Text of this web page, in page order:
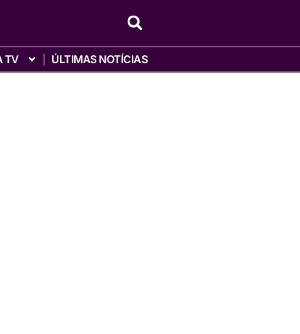
TV ÚLTIMAS NOTÍCIAS